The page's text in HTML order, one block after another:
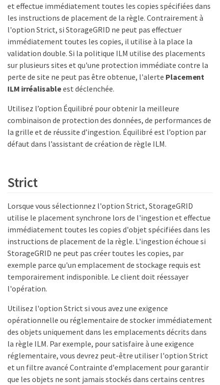
et effectue immédiatement toutes les copies spécifiées dans
les instructions de placement de la règle. Contrairement à
l'option Strict, si StorageGRID ne peut pas effectuer
immédiatement toutes les copies, il utilise à la place la
validation double. Si la politique ILM utilise des placements
sur plusieurs sites et qu'une protection immédiate contre la
perte de site ne peut pas être obtenue, l'alerte Placement
ILM irréalisableest déclenchée.
Utilisez l’option Équilibré pour obtenir la meilleure
combinaison de protection des données, de performances de
la grille et de réussite d’ingestion. Équilibré est l’option par
défaut dans l’assistant de création de règle ILM.
Strict
Lorsque vous sélectionnez l'option Strict, StorageGRID
utilise le placement synchrone lors de l'ingestion et effectue
immédiatement toutes les copies d'objet spécifiées dans les
instructions de placement de la règle. L'ingestion échoue si
StorageGRID ne peut pas créer toutes les copies, par
exemple parce qu'un emplacement de stockage requis est
temporairement indisponible. Le client doit réessayer
l'opération.
Utilisez l'option Strict si vous avez une exigence
opérationnelle ou réglementaire de stocker immédiatement
des objets uniquement dans les emplacements décrits dans
la règle ILM. Par exemple, pour satisfaire à une exigence
réglementaire, vous devrez peut-être utiliser l'option Strict
et un filtre avancé Contrainte d'emplacement pour garantir
que les objets ne sont jamais stockés dans certains centres